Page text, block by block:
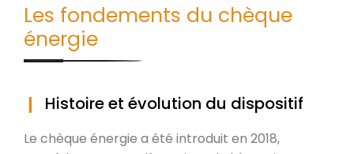
Les fondements du chèque
énergie
Histoire et évolution du dispositif
Le chèque énergie a été introduit en 2018,